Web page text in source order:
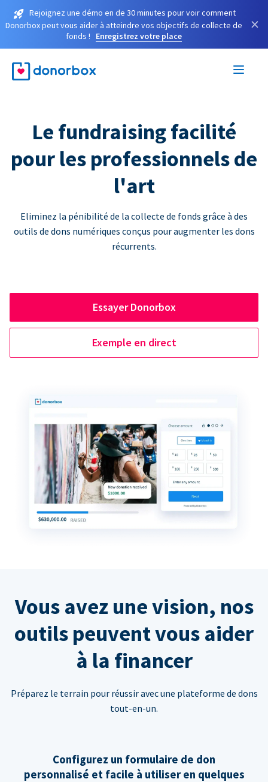
Rejoignez une démo en de 30 minutes pour voir comment
Donorbox peut vous aider à atteindre vos objectifs de collecte de
fonds !
Enregistrez votre place
×
Le fundraising facilité
pour les professionnels de
l'art
Eliminez la pénibilité de la collecte de fonds grâce à des
outils de dons numériques conçus pour augmenter les dons
récurrents.
Essayer Donorbox
Exemple en direct
Vous avez une vision, nos
outils peuvent vous aider
à la financer
Préparez le terrain pour réussir avec une plateforme de dons
tout-en-un.
Configurez un formulaire de don
personnalisé et facile à utiliser en quelques